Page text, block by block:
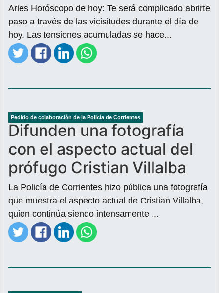
Aries Horóscopo de hoy: Te será complicado abrirte
paso a través de las vicisitudes durante el día de
hoy. Las tensiones acumuladas se hace...
Pedido de colaboración de la Policía de Corrientes
Difunden una fotografía
con el aspecto actual del
prófugo Cristian Villalba
La Policía de Corrientes hizo pública una fotografía
que muestra el aspecto actual de Cristian Villalba,
quien continúa siendo intensamente ...